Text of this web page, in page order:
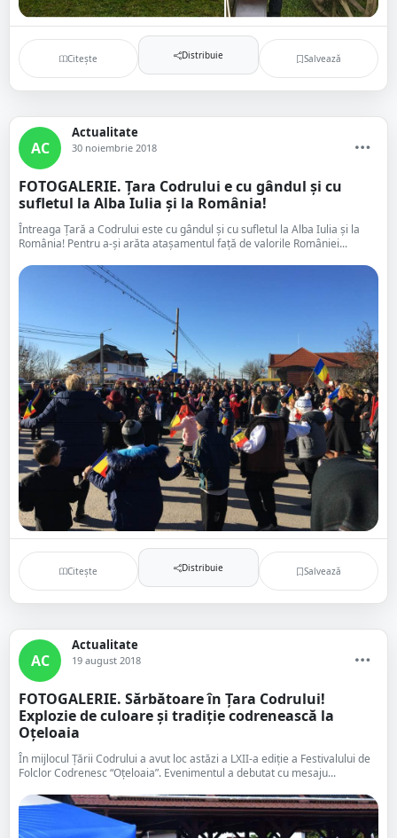
Citește Distribuie Salvează
AC
Actualitate
30 noiembrie 2018
FOTOGALERIE. Țara Codrului e cu gândul și cu
sufletul la Alba Iulia și la România! ️
Întreaga Țară a Codrului este cu gândul și cu sufletul la Alba Iulia și la
România! ️Pentru a-și arăta atașamentul față de valorile României...
Citește Distribuie Salvează
AC
Actualitate
19 august 2018
FOTOGALERIE. Sărbătoare în Țara Codrului!
Explozie de culoare și tradiție codrenească la
Oțeloaia
În mijlocul Țării Codrului a avut loc astăzi a LXII-a ediție a Festivalului de
Folclor Codrenesc “Oțeloaia”. Evenimentul a debutat cu mesaju...